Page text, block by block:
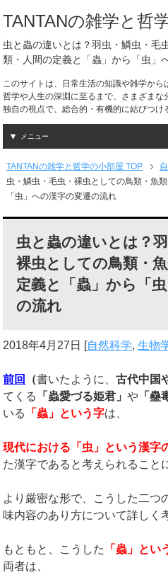
TANTANの雑学と哲
虫と蟲の違いとは？羽虫・鱗虫・毛
類・人間の定義と「蟲」から「虫」
このサイトは、日常生活の知識や雑学から
哲学や人生の深淵に至るまで、さまざまな
独自の視点で、総合的・有機的に結びつけ
メニュー
TANTANの雑学と哲学の小部屋 TOP
虫・鱗虫・毛虫・裸虫としての鳥類・魚
「虫」への漢字の変遷の流れ
虫と蟲の違いとは？
裸虫としての鳥類・
定義と「蟲」から「
の流れ
2018年4月27日 [自然科学,生物
前回 （書いたように、古代中国
てくる
「蟲愛づる姫君」や 「蠱
いる
「蟲」という字は、
現代における「虫」という漢字
た漢字であると考えられること
より厳密な形で、こうした二つ
味内容のあり方について詳しく
もともと、こうした 「蟲」とい
両者は、